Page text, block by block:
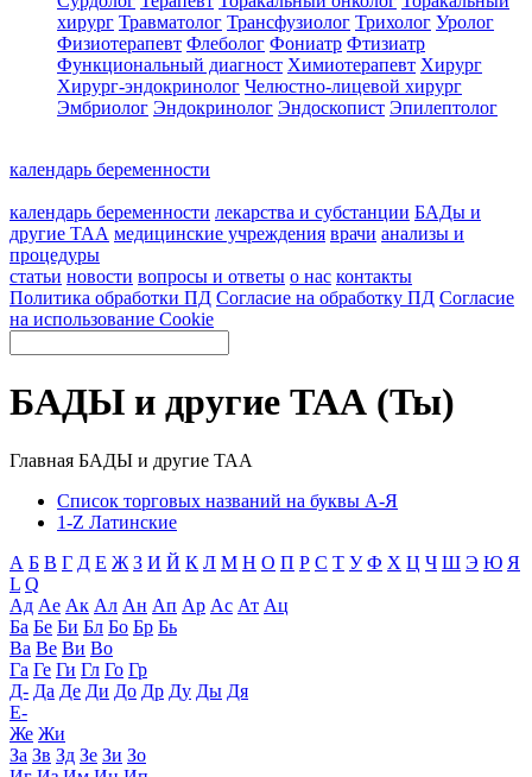
хирург Травматолог Трансфузиолог Трихолог Уролог
Физиотерапевт Флеболог Фониатр Фтизиатр
Функциональный диагност Химиотерапевт Хирург
Хирург-эндокринолог Челюстно-лицевой хирург
Эмбриолог Эндокринолог Эндоскопист Эпилептолог
календарь беременности
календарь беременности лекарства и субстанции БАДы и
другие ТАА медицинские учреждения врачи анализы и
процедуры
статьи новости вопросы и ответы о нас контакты
Политика обработки ПД Согласие на обработку ПД Согласие
на использование Cookie
БАДЫ и другие ТАА (Ты)
Главная БАДЫ и другие ТАА
Список торговых названий на буквы А-Я
1-Z Латинские
А Б В Г Д Е Ж З И Й К Л М Н О П Р С Т У Ф Х Ц Ч Ш Э Ю Я
L Q
Ад Ае Ак Ал Ан Ап Ар Ас Ат Ац
Ба Бе Би Бл Бо Бр Бь
Ва Ве Ви Во
Га Ге Ги Гл Го Гр
Д- Да Де Ди До Др Ду Ды Дя
Е-
Же Жи
За Зв Зд Зе Зи Зо